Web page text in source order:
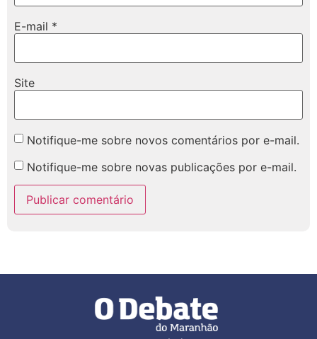
E-mail *
Site
Notifique-me sobre novos comentários por e-mail.
Notifique-me sobre novas publicações por e-mail.